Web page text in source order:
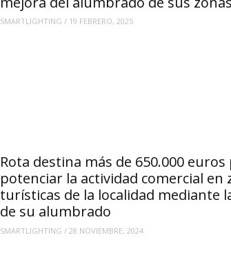
SMARTLIGHTING / 19 FEBRERO, 2025
Rota destina más de 650.000 euros
potenciar la actividad comercial en
turísticas de la localidad mediante
de su alumbrado
SMARTLIGHTING / 28 NOVIEMBRE, 2024